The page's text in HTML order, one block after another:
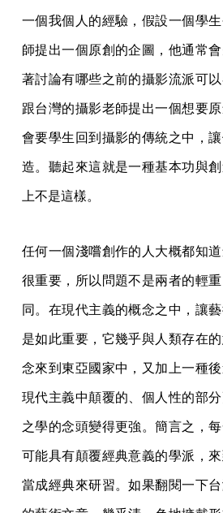
一個我個人的經驗，假設一個學
師提出一個原創的企圖，他通常
著討論有哪些之前的攝影流派可
跟台灣的攝影老師提出一個想要
會要學生回到攝影的傳統之中，
造。聽起來這就是一種基本功與
上不是這樣。
任何一個淺嚐創作的人大概都知
很重要，所以問題不是兩者的輕
同。在現代主義的概念之中，讓
是如此重要，它幾乎與人類存在
念來到東亞國家中，又加上一種
現代主義中顛覆的、個人性的部
之學的念頭變得更強。簡言之，
可能具有顛覆經典意義的學派，
當成經典來研習。如果翻閱一下